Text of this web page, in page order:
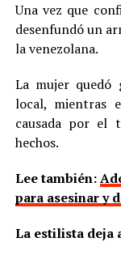
Una vez que
desenfundó un
la venezolana.
La mujer quedó
local, mientras
causada por el
hechos.
Lee también:
para asesinar y
La estilista deja